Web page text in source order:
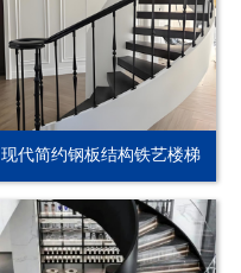
现代简约钢板结构铁艺楼梯